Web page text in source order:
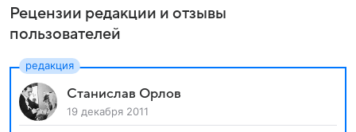
Рецензии редакции и отзывы
пользователей
Станислав Орлов
19 декабря 2011